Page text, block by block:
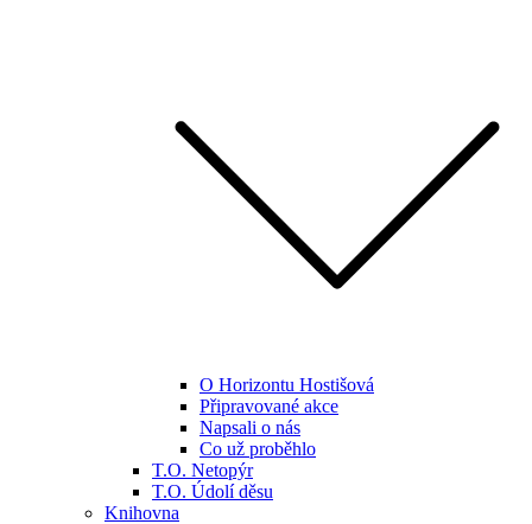
O Horizontu Hostišová
Připravované akce
Napsali o nás
Co už proběhlo
T.O. Netopýr
T.O. Údolí děsu
Knihovna